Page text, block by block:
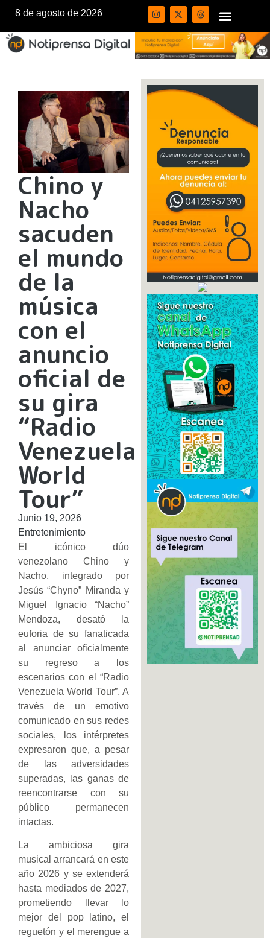
8 de agosto de 2026
Chino y
Nacho
sacuden
el mundo
de la
música
con el
anuncio
oficial de
su gira
“Radio
Venezuela
World
Tour”
Junio 19, 2026
Entretenimiento
El icónico dúo
venezolano Chino y
Nacho, integrado por
Jesús “Chyno” Miranda y
Miguel Ignacio “Nacho”
Mendoza, desató la
euforia de su fanaticada
al anunciar oficialmente
su regreso a los
escenarios con el “Radio
Venezuela World Tour”. A
través de un emotivo
comunicado en sus redes
sociales, los intérpretes
expresaron que, a pesar
de las adversidades
superadas, las ganas de
reencontrarse con su
público permanecen
intactas.
La ambiciosa gira
musical arrancará en este
año 2026 y se extenderá
hasta mediados de 2027,
prometiendo llevar lo
mejor del pop latino, el
reguetón y el merengue a